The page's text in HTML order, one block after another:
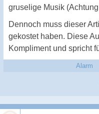
gruselige Musik
Dennoch muss dieser
gekostet haben. Diese
Kompliment und spricht
Alarm